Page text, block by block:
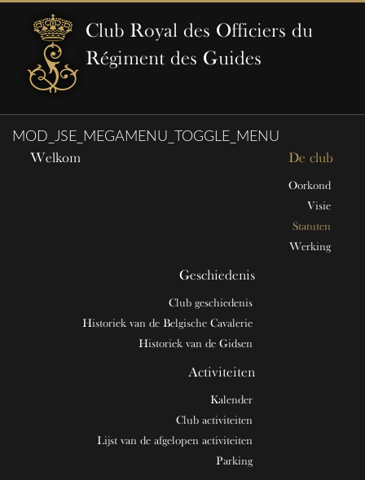
Club Royal des Officiers du
Régiment des Guides
MOD_JSE_MEGAMENU_TOGGLE_MENU
Welkom De club
Oorkond
Visie
Statuten
Werking
Geschiedenis
Club geschiedenis
Historiek van de Belgische Cavalerie
Historiek van de Gidsen
Activiteiten
Kalender
Club activiteiten
Lijst van de afgelopen activiteiten
Parking